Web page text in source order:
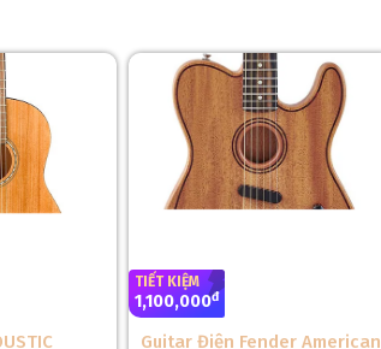
TIẾT KIỆM
1,100,000đ
Guitar Điện Fender American